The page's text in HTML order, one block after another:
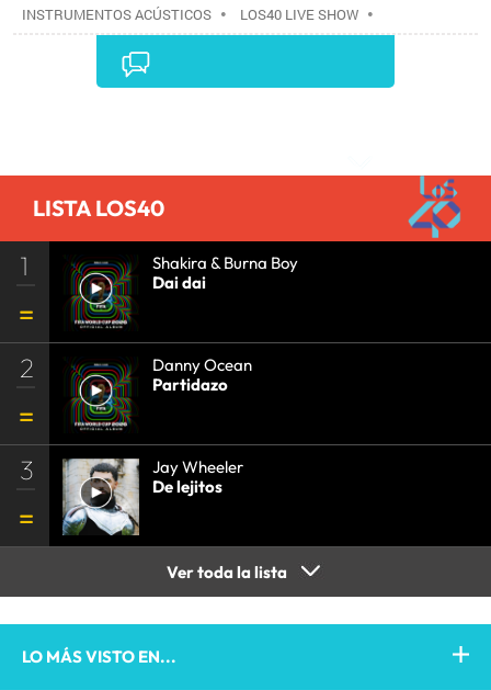
INSTRUMENTOS ACÚSTICOS • LOS40 LIVE SHOW •
CONCIERTOS•LOS40•EVENTOS MUSICALES•
•AGENDA CULTURAL
•PRISA MEDIA•MÚSICA•GRUPO
COMUNICACIÓN•COMUNICACIÓN•
LISTA LOS40
1
Shakira & Burna Boy
Dai dai
2
Danny Ocean
Partidazo
3
Jay Wheeler
De lejitos
Ver toda la lista
LO MÁS VISTO EN...